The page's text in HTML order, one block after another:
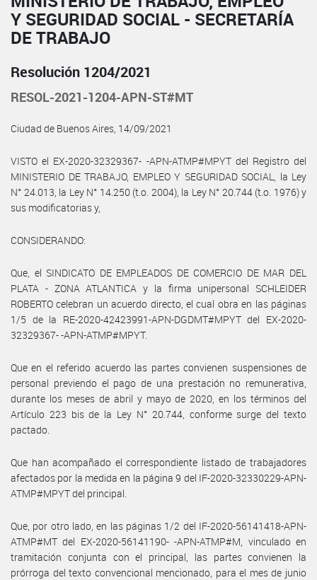
Y SEGURIDAD SOCIAL - SECRETARÍA
DE TRABAJO
Resolución 1204/2021
RESOL-2021-1204-APN-ST#MT
Ciudad de Buenos Aires, 14/09/2021
VISTO el EX-2020-32329367- -APN-ATMP#MPYT del Registro del
MINISTERIO DE TRABAJO, EMPLEO Y SEGURIDAD SOCIAL, la Ley
N° 24.013, la Ley N° 14.250 (t.o. 2004), la Ley N° 20.744 (t.o. 1976) y
sus modificatorias y,
CONSIDERANDO:
Que, el SINDICATO DE EMPLEADOS DE COMERCIO DE MAR DEL
PLATA - ZONA ATLANTICA y la firma unipersonal SCHLEIDER
ROBERTO celebran un acuerdo directo, el cual obra en las páginas
1/5 de la RE-2020-42423991-APN-DGDMT#MPYT del EX-2020-
32329367- -APN-ATMP#MPYT.
Que en el referido acuerdo las partes convienen suspensiones de
personal previendo el pago de una prestación no remunerativa,
durante los meses de abril y mayo de 2020, en los términos del
Artículo 223 bis de la Ley N° 20.744, conforme surge del texto
pactado.
Que han acompañado el correspondiente listado de trabajadores
afectados por la medida en la página 9 del IF-2020-32330229-APN-
ATMP#MPYT del principal.
Que, por otro lado, en las páginas 1/2 del IF-2020-56141418-APN-
ATMP#MT del EX-2020-56141190- -APN-ATMP#M, vinculado en
tramitación conjunta con el principal, las partes convienen la
prórroga del texto convencional mencionado, para el mes de junio